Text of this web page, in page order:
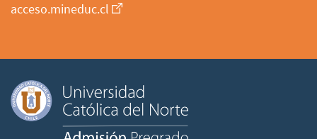
acceso.mineduc.cl